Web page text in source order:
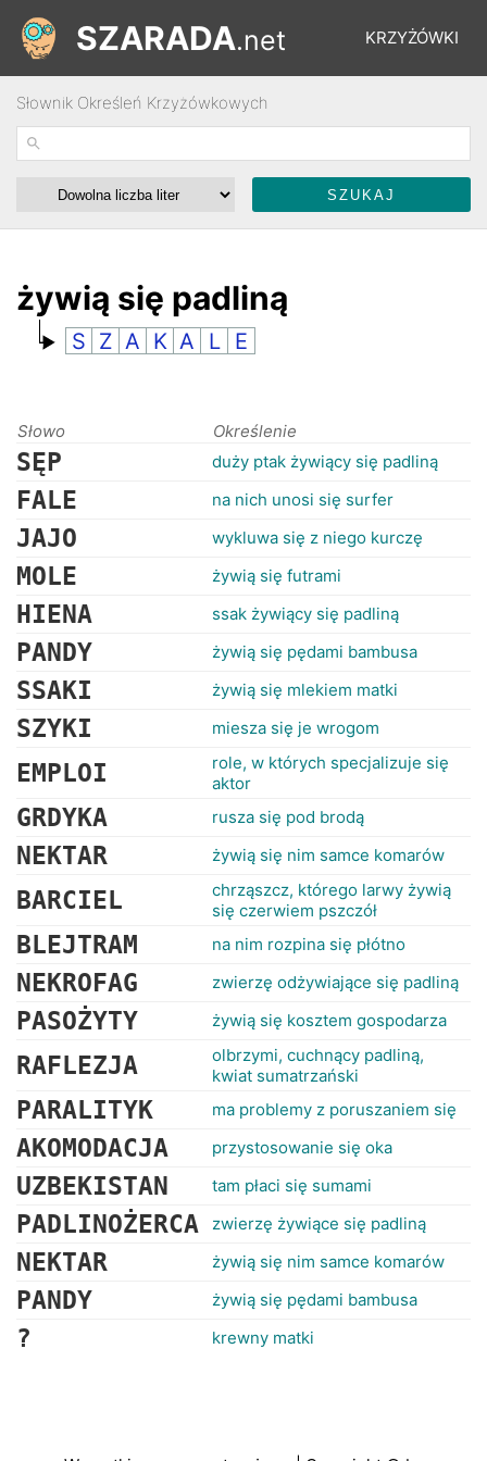
KRZYŻÓWKI
ŁAMIGŁÓWKI
RANKINGI
SZARADA.net
Słownik Określeń Krzyżówkowych
żywią się padliną
S Z A K A L E
Słowo Określenie
SĘP duży ptak żywiący się padliną
FALE na nich unosi się surfer
JAJO wykluwa się z niego kurczę
MOLE żywią się futrami
HIENA ssak żywiący się padliną
PANDY żywią się pędami bambusa
SSAKI żywią się mlekiem matki
SZYKI miesza się je wrogom
EMPLOI
role, w których specjalizuje się
aktor
GRDYKA rusza się pod brodą
NEKTAR żywią się nim samce komarów
BARCIEL
chrząszcz, którego larwy żywią
się czerwiem pszczół
BLEJTRAM na nim rozpina się płótno
NEKROFAG zwierzę odżywiające się padliną
PASOŻYTY żywią się kosztem gospodarza
RAFLEZJA
olbrzymi, cuchnący padliną,
kwiat sumatrzański
PARALITYK ma problemy z poruszaniem się
AKOMODACJA przystosowanie się oka
UZBEKISTAN tam płaci się sumami
PADLINOŻERCA zwierzę żywiące się padliną
NEKTAR żywią się nim samce komarów
PANDY żywią się pędami bambusa
? krewny matki